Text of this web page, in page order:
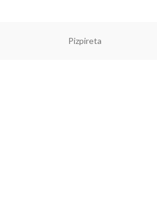
Pizpireta